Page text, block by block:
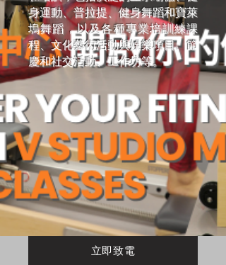
身運動、普拉提、健身舞蹈和寶萊
塢舞蹈，以及各種專業培訓練課
程、文化藝術活動與娛樂項目、節
慶和社交活動、工作坊等。
立即致電